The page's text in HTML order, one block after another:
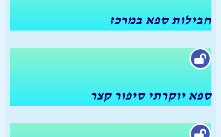
חבילות ספא במרכז
ספא יוקרתי סיפור קצר